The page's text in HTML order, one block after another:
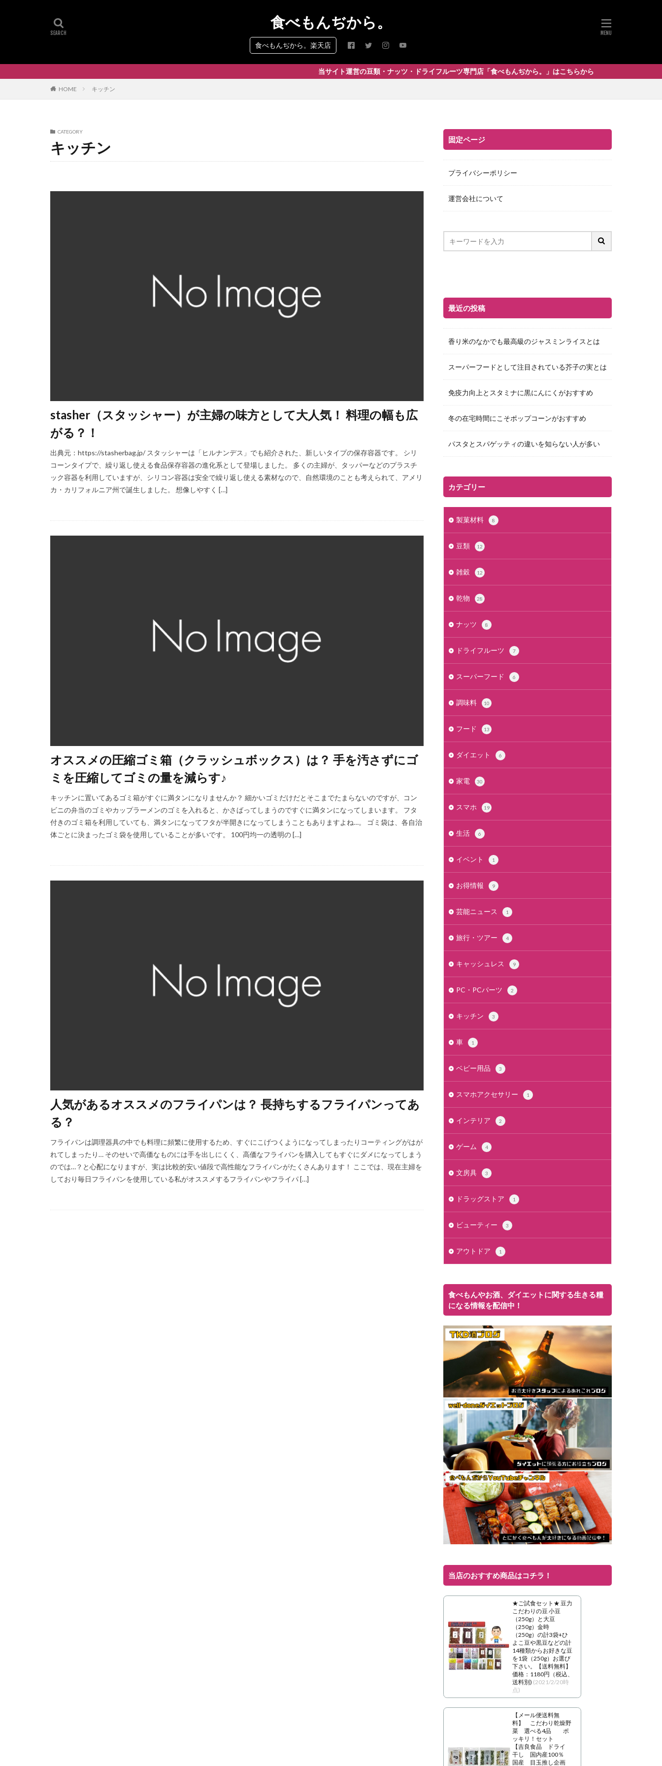
食べもんぢから。
食べもんぢから。楽天店
当サイト運営の豆類・ナッツ・ドライフルーツ専門店「食べもんぢから。」はこちらから
HOME キッチン
CATEGORY
キッチン
stasher（スタッシャー）が主婦の味方として大人気！ 料理の幅も広
がる？！
出典元：https://stasherbag.jp/ スタッシャーは「ヒルナンデス」でも紹介された、新しいタイプの保存容器です。 シリ
コーンタイプで、繰り返し使える食品保存容器の進化系として登場しました。 多くの主婦が、タッパーなどのプラスチ
ック容器を利用していますが、シリコン容器は安全で繰り返し使える素材なので、自然環境のことも考えられて、アメリ
カ・カリフォルニア州で誕生しました。 想像しやすく […]
オススメの圧縮ゴミ箱（クラッシュボックス）は？ 手を汚さずにゴ
ミを圧縮してゴミの量を減らす♪
キッチンに置いてあるゴミ箱がすぐに満タンになりませんか？ 細かいゴミだけだとそこまでたまらないのですが、コン
ビニの弁当のゴミやカップラーメンのゴミを入れると、かさばってしまうのですぐに満タンになってしまいます。 フタ
付きのゴミ箱を利用していても、満タンになってフタが半開きになってしまうこともありますよね…。 ゴミ袋は、各自治
体ごとに決まったゴミ袋を使用していることが多いです。 100円均一の透明の […]
人気があるオススメのフライパンは？ 長持ちするフライパンってあ
る？
フライパンは調理器具の中でも料理に頻繁に使用するため、すぐにこげつくようになってしまったりコーティングがはが
れてしまったり… そのせいで高価なものには手を出しにくく、高価なフライパンを購入してもすぐにダメになってしまう
のでは…？と心配になりますが、実は比較的安い値段で高性能なフライパンがたくさんあります！ ここでは、現在主婦を
しており毎日フライパンを使用している私がオススメするフライパンやフライパ […]
固定ページ
プライバシーポリシー
運営会社について
最近の投稿
香り米のなかでも最高級のジャスミンライスとは
スーパーフードとして注目されている芥子の実とは
免疫力向上とスタミナに黒にんにくがおすすめ
冬の在宅時間にこそポップコーンがおすすめ
パスタとスパゲッティの違いを知らない人が多い
カテゴリー
製菓材料 8
豆類 12
雑穀 12
乾物 28
ナッツ 8
ドライフルーツ 7
スーパーフード 6
調味料 10
フード 13
ダイエット 6
家電 30
スマホ 19
生活 6
イベント 1
お得情報 9
芸能ニュース 1
旅行・ツアー 4
キャッシュレス 9
PC・PCパーツ 2
キッチン 3
車 1
ベビー用品 3
スマホアクセサリー 1
インテリア 2
ゲーム 4
文房具 3
ドラッグストア 1
ビューティー 3
アウトドア 1
食べもんやお酒、ダイエットに関する生きる糧
になる情報を配信中！
当店のおすすめ商品はコチラ！
★ご試食セット★ 豆力
こだわりの豆 小豆
（250g）と大豆
（250g）金時
（250g）の計3袋+ひ
よこ豆や黒豆などの計
14種類からお好きな豆
を1袋（250g）お選び
下さい。【送料無料】
価格：1180円（税込、
送料別) (2021/2/20時
点)
【メール便送料無
料】 こだわり乾燥野
菜 選べる4品 ポ
ッキリ！セット
【吉良食品 ドライ
干し 国内産100％
国産 目玉推し企画